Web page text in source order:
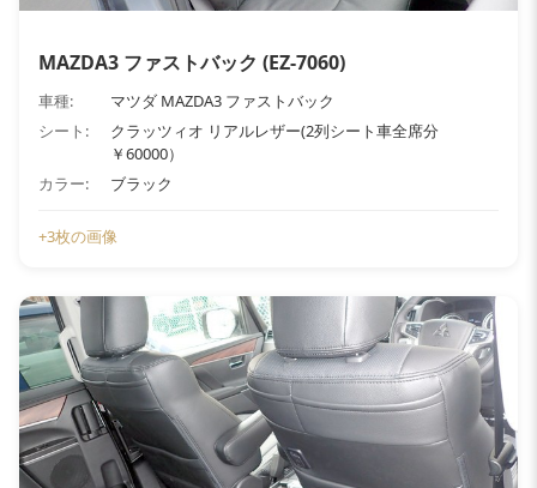
MAZDA3 ファストバック (EZ-7060)
車種:
マツダ MAZDA3 ファストバック
シート:
クラッツィオ リアルレザー(2列シート車全席分
￥60000）
カラー:
ブラック
+3枚の画像